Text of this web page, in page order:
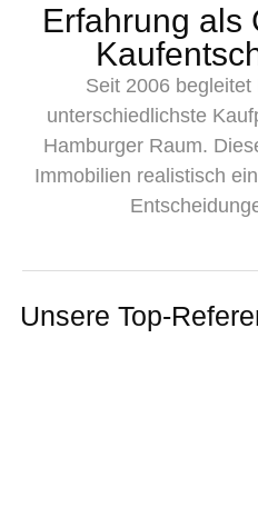
Erfahrung als
Seit 2006
unterschiedlichste
Hamburger Raum.
Immobilien realistisch
Unsere Top-